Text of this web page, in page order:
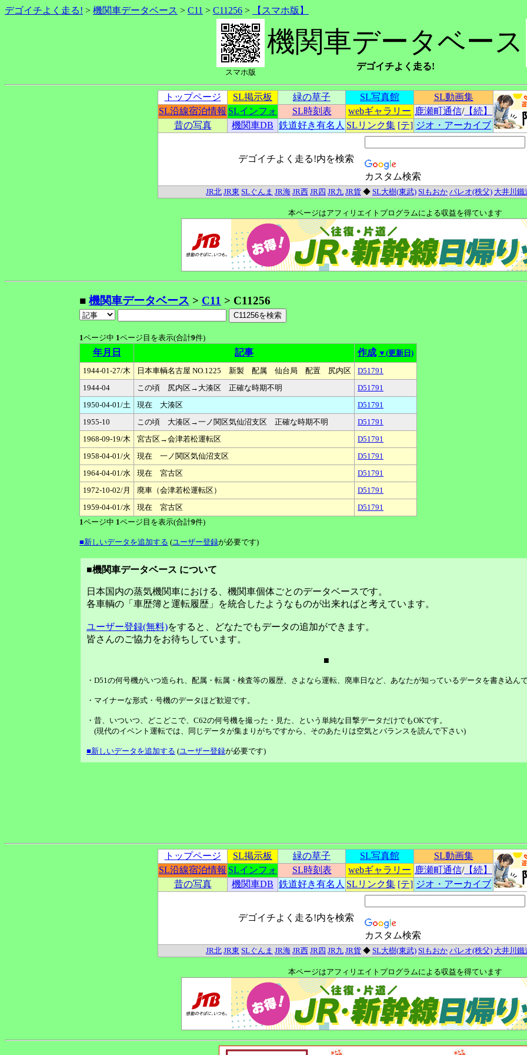
デゴイチよく走る! > 機関車データベース > C11 > C11256 > 【スマホ版】
スマホ版
機関車データベース
デゴイチよく走る!
トップページ SL掲示板 緑の草子 SL写真館
SL動画集
SL沿線宿泊情報 SLインフォ SL時刻表 webギャラリー 鹿瀬町通信/【続】
昔の写真
機関車DB 鉄道好き有名人 SLリンク集 [テ] ジオ・アーカイブ
デゴイチよく走る!内を検索
カスタム検索
JR北 JR東 SLぐんま JR海 JR西 JR四 JR九 JR貨 ◆ SL大樹(東武) Slもおか パレオ(秩父) 大井川鐵
本ページはアフィリエイトプログラムによる収益を得ています
■ 機関車データベース > C11 > C11256
1ページ中 1ページ目を表示(合計9件)
年月日 記事 作成 ▼(更新日)
1944-01-27/木
日本車輌名古屋 NO.1225 新製 配属 仙台局 配置 尻内区
D51791
1944-04
この頃 尻内区→大湊区 正確な時期不明
D51791
1950-04-01/土
現在 大湊区
D51791
1955-10
この頃 大湊区→一ノ関区気仙沼支区 正確な時期不明
D51791
1968-09-19/木
宮古区→会津若松運転区
D51791
1958-04-01/火
現在 一ノ関区気仙沼支区
D51791
1964-04-01/水
現在 宮古区
D51791
1972-10-02/月
廃車（会津若松運転区）
D51791
1959-04-01/水
現在 宮古区
D51791
1ページ中 1ページ目を表示(合計9件)
■新しいデータを追加する (ユーザー登録が必要です)
■機関車データベース について
日本国内の蒸気機関車における、機関車個体ごとのデータベースです。
各車輌の「車歴簿と運転履歴」を統合したようなものが出来ればと考えています。
ユーザー登録(無料)をすると、どなたでもデータの追加ができます。
皆さんのご協力をお待ちしています。
■
・D51の何号機がいつ造られ、配属・転属・検査等の履歴、さよなら運転、廃車日など、あなたが知っているデータを書き込んで
・マイナーな形式・号機のデータほど歓迎です。
・昔、いついつ、どこどこで、C62の何号機を撮った・見た、という単純な目撃データだけでもOKです。
(現代のイベント運転では、同じデータが集まりがちですから、そのあたりは空気とバランスを読んで下さい)
■新しいデータを追加する (ユーザー登録が必要です)
トップページ SL掲示板 緑の草子 SL写真館
SL動画集
SL沿線宿泊情報 SLインフォ SL時刻表 webギャラリー 鹿瀬町通信/【続】
昔の写真
機関車DB 鉄道好き有名人 SLリンク集 [テ] ジオ・アーカイブ
デゴイチよく走る!内を検索
カスタム検索
JR北 JR東 SLぐんま JR海 JR西 JR四 JR九 JR貨 ◆ SL大樹(東武) Slもおか パレオ(秩父) 大井川鐵
本ページはアフィリエイトプログラムによる収益を得ています